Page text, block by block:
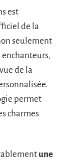
est
de la
seulement
enchanteurs,
de la
permet
charmes
une